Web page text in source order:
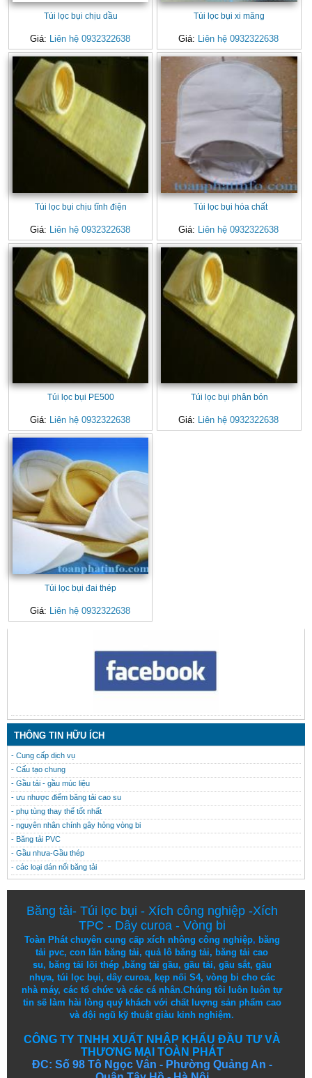
Túi lọc bụi chịu dầu
Giá: Liên hệ 0932322638
Túi lọc bụi xi măng
Giá: Liên hệ 0932322638
Túi lọc bụi chịu tĩnh điện
Giá: Liên hệ 0932322638
Túi lọc bụi hóa chất
Giá: Liên hệ 0932322638
Túi lọc bụi PE500
Giá: Liên hệ 0932322638
Túi lọc bụi phân bón
Giá: Liên hệ 0932322638
Túi lọc bụi đai thép
Giá: Liên hệ 0932322638
THÔNG TIN HỮU ÍCH
- Cung cấp dịch vụ
- Cấu tạo chung
- Gầu tải - gầu múc liệu
- ưu nhược điểm băng tải cao su
- phụ tùng thay thế tốt nhất
- nguyên nhân chính gây hỏng vòng bi
- Băng tải PVC
- Gầu nhưa-Gầu thép
- các loại dán nối băng tải
Băng tải- Túi lọc bụi - Xích công nghiệp-Xích
TPC - Dây curoa- Vòng bi
Toàn Phát chuyên cung cấp xích nhông công nghiệp, băng
tải pvc,con lăn băng tải,quả lô băng tải, băng tải cao
su, băng tải lõi thép, băng tải gầu, gầu tải, gầu sắt, gầu
nhựa, túi lọc bụi, dây curoa, kẹp nối S4, vòng bi cho các
nhà máy, các tổ chức và các cá nhân.Chúng tôi luôn luôn tự
tin sẽ làm hài lòng quý khách với chất lượng sảnphẩm cao
vàđội ngũ kỹ thuậtgiàu kinh nghiệm.
CÔNG TY TNHH XUẤT NHẬP KHẨU ĐẦU TƯ VÀ
THƯƠNG MẠI TOÀN PHÁT
ĐC: Số 98 Tô Ngọc Vân - Phường Quảng An -